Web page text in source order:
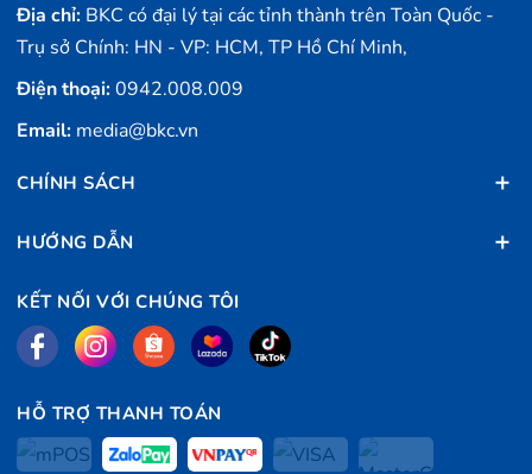
Địa chỉ: BKC có đại lý tại các tỉnh thành trên Toàn Quốc -
Trụ sở Chính: HN - VP: HCM, TP Hồ Chí Minh,
Điện thoại:0942.008.009
Email: media@bkc.vn
CHÍNH SÁCH
HƯỚNG DẪN
KẾT NỐI VỚI CHÚNG TÔI
HỖ TRỢ THANH TOÁN